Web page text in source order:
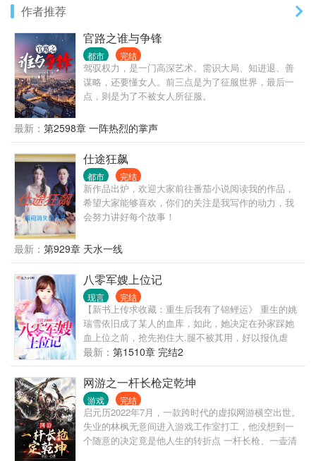
作者推荐
官路之谁与争锋
都市 完结
驾驭权力，是一门高深艺术。需识大局、知进退、善
谋略，还要懂女人。前三点是为了征服世界，最后一
点，则是为了不被女人所征服。
最新： 第2598章 一阵热烈的掌声
仕途狂飙
都市 完结
新作品出炉，欢迎大家前往番茄小说阅读我的作品，
希望大家能够喜欢，你们的关注是我写作的动力，我
会努力讲好每个故事！
最新： 第929章 天水一线
八零军嫂上位记
现言 完结
【新书上传求收藏：重生后我有了锦鲤运》 重生的姚
瑞雪依旧成了某人的血库，如此，她决定在孙家踩她
血上位之前，抢先抱住大.腿不被其用，好以报仇虐
渣，却不想大.腿太粗，不如攻其心直上位。 某团长，
抱什么大腿，快到我怀里来！！！
最新： 第1510章 完结2
网游之一杆长枪定乾坤
游戏 完结
启元历2022年7月，一款跨时代的虚拟网游横空出世。
失业的林枫无意间进入游戏工作室打工，他没想到一
个随意的决定竟是他人生的转折点 一杆长枪、一壶清